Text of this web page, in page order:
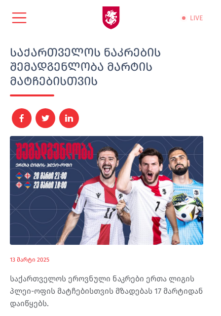
LIVE
საქართველოს ნაკრების
შემადგენლობა მარტის
მატჩებისთვის
13 მარტი 2025
საქართველოს ეროვნული ნაკრები ერთა ლიგის
პლეი-ოფის მატჩებისთვის მზადებას 17 მარტიდან
დაიწყებს.